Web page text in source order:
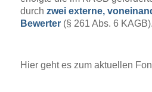
durch zwei externe,
Bewerter(§ 261 Abs. 6 KAGB).
Hier geht es zum aktuellen